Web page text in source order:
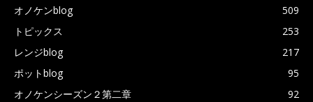
オノケンblog
509
トピックス
253
レンジblog
217
ポットblog
95
オノケンシーズン２第二章
92